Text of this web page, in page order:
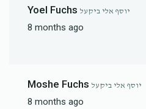
Yoel Fuchs יוסף אלי ביקעל
8 months ago
Moshe Fuchs יוסף אלי ביקעל
8 months ago